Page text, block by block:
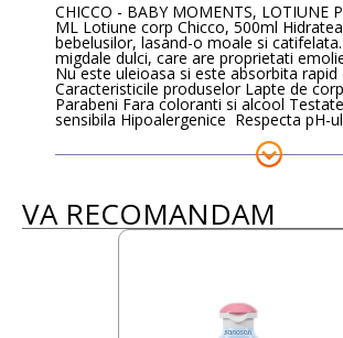
CHICCO - BABY MOMENTS, LOTIUNE
ML Lotiune corp Chicco, 500ml
bebelusilor, lasand-o moale si
migdale dulci, care are proprietati
Nu este uleioasa si este absorbita rapid
Caracteristicile produselor Lapte de
Parabeni Fara coloranti si alcool
sensibila Hipoalergenice Respecta pH-
VA RECOMANDAM